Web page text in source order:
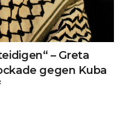
– Greta
gegen Kuba